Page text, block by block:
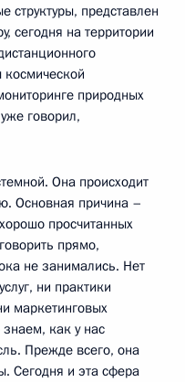
структуры, представлен
сегодня на территории
природных
говорил,
Она происходит
Основная причина –
просчитанных
прямо,
не занимались. Нет
ни практики
маркетинговых
как у нас
Прежде всего, она
Сегодня и эта сфера